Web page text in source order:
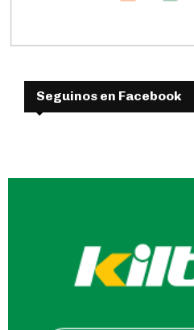
Seguinos en Facebook